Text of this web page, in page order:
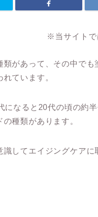
※当サイトで
類があって、その中で
ています。
になると20代の頃の約
種類があります。
識してエイジングケアに